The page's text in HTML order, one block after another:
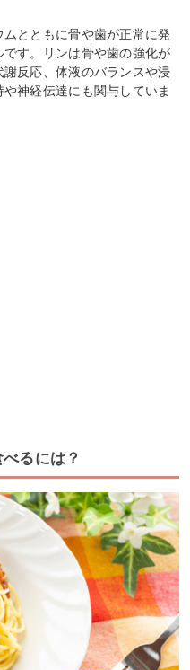
とともに骨や歯が正常に発
す。リンは骨や歯の強化が
反応、体液のバランスや浸
神経伝達にも関与していま
るには？